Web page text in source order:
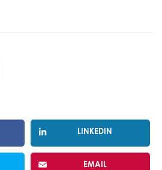
LINKEDIN
EMAIL